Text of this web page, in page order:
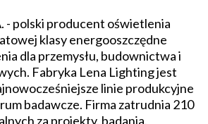
- polski producent oświetlenia
klasy energooszczędne
dla przemysłu, budownictwa i
Fabryka Lena Lighting jest
linie produkcyjne
badawcze. Firma zatrudnia 210
za projekty, badania,